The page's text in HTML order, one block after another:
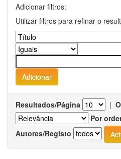
Adicionar filtros:
Utilizar filtros para refinar o
Resultados/Página |
Por
Autores/Registo